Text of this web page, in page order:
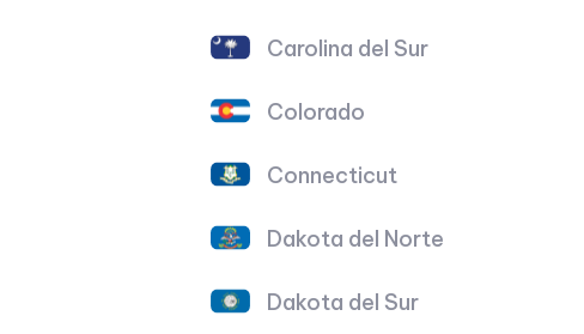
Carolina del Sur
Colorado
Connecticut
Dakota del Norte
Dakota del Sur